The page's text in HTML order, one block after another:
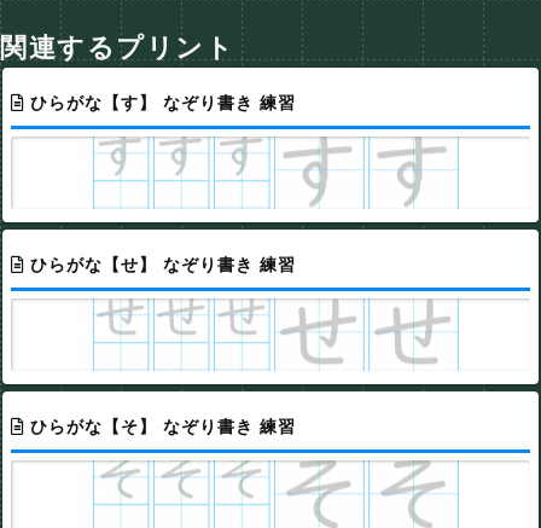
関連するプリント
ひらがな【す】 なぞり書き 練習
ひらがな【せ】 なぞり書き 練習
ひらがな【そ】 なぞり書き 練習